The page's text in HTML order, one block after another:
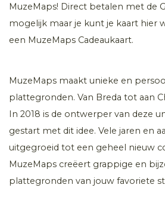
MuzeMaps! Direct betalen met de
mogelijk maar je kunt je kaart hier
een MuzeMaps Cadeaukaart.
MuzeMaps maakt unieke en
plattegronden. Van Breda tot aan
In 2018 is de ontwerper van deze
gestart met dit idee. Vele jaren en
uitgegroeid tot een geheel nieuw
MuzeMaps creëert grappige en
plattegronden van jouw favoriete